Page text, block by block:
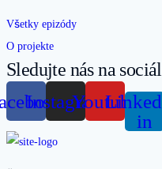
Všetky epizódy
O projekte
Sledujte nás na
InstagramYoutube
in